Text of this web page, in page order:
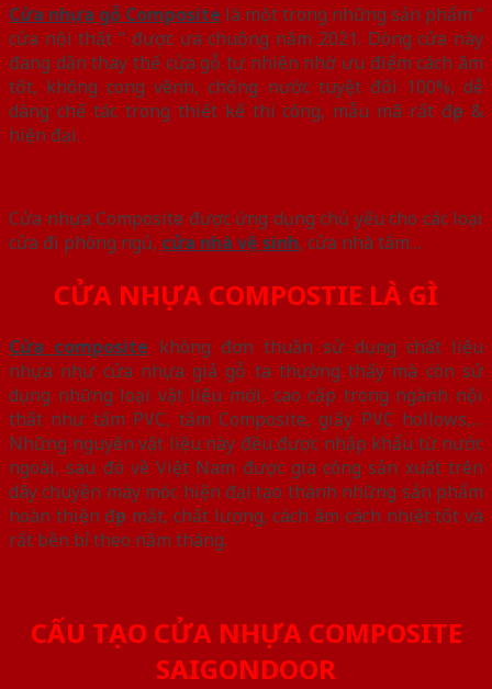
Cửa nhựa gỗ Composite là một trong những sản phẩm ”
cửa nội thất ” được ưa chuộng năm 2021. Dòng cửa này
đang dần thay thế cửa gỗ tự nhiên nhờ ưu điểm cách âm
tốt, không cong vênh, chống nước tuyệt đối 100%, dễ
dàng chế tác trong thiết kế thi công, mẫu mã rất đẹp &
hiện đại.
Cửa nhựa Composite được ứng dụng chủ yếu cho các loại
cửa đi phòng ngủ, cửa nhà vệ sinh, cửa nhà tắm…
CỬA NHỰA COMPOSTIE LÀ GÌ
Cửa composite không đơn thuần sử dụng chất liệu
nhựa như cửa nhựa giả gỗ ta thường thấy mà còn sử
dụng những loại vật liệu mới, cao cấp trong ngành nội
thất như tấm PVC, tấm Composite, giấy PVC hollows,…
Những nguyên vật liệu này đều được nhập khẩu từ nước
ngoài, sau đó về Việt Nam được gia công sản xuất trên
dây chuyền máy móc hiện đại tạo thành những sản phẩm
hoàn thiện đẹp mắt, chất lượng, cách âm cách nhiệt tốt và
rất bền bỉ theo năm tháng.
CẤU TẠO CỬA NHỰA COMPOSITE
SAIGONDOOR